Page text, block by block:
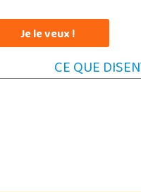
Je le veux !
CE QUE